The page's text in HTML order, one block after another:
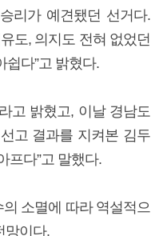
리가 예견됐던 선거다.
도, 의지도 전혀 없었던
쉽다”고 밝혔다.
고 밝혔고, 이날 경남도
고 결과를 지켜본 김두
프다”고 말했다.
소멸에 따라 역설적으
망이다.